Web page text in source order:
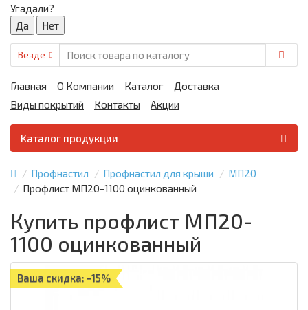
Угадали?
Везде
Главная О Компании Каталог
Доставка
Виды покрытий
Контакты Акции
Каталог продукции
Профнастил Профнастил для крыши
МП20
Профлист МП20-1100 оцинкованный
Купить профлист МП20-
1100 оцинкованный
Ваша скидка: -15%